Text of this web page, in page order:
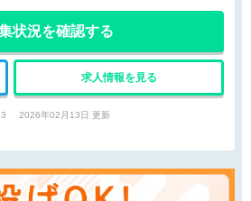
状況を確認する
求人情報を見る
2026年02月13日 更新